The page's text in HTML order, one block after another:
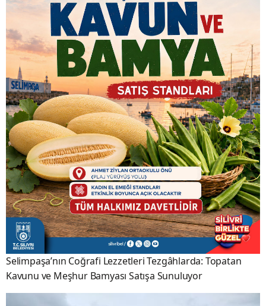
Selimpaşa’nın Coğrafi Lezzetleri Tezgâhlarda: Topatan
Kavunu ve Meşhur Bamyası Satışa Sunuluyor